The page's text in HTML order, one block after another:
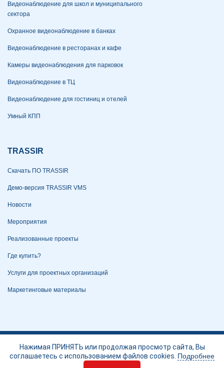
Видеонаблюдение для школ и муниципального
сектора
Охранное видеонаблюдение в банках
Видеонаблюдение в ресторанах и кафе
Камеры видеонаблюдения для парковок
Видеонаблюдение в ТЦ
Видеонаблюдение для гостиниц и отелей
Умный КПП
TRASSIR
Скачать ПО TRASSIR
Демо-версия TRASSIR VMS
Новости
Мероприятия
Реализованные проекты
Где купить?
Услуги для проектных организаций
Маркетинговые материалы
Политика конфиденциальности
Портал технической поддержки
Нажимая ПРИНЯТЬ или продолжая просмотр сайта, Вы
соглашаетесь с использованием файлов cookies. Подробнее